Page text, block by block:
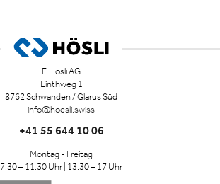
F. Hösli AG
Linthweg 1
8762 Schwanden / Glarus Süd
info@hoesli.swiss
+41 55 644 10 06
Montag - Freitag
7.30 – 11.30 Uhr | 13.30 – 17 Uhr